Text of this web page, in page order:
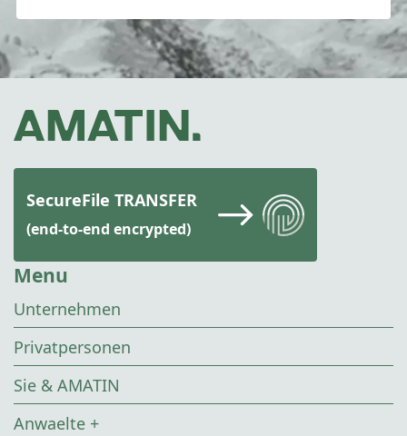
SecureFile TRANSFER
(end-to-end encrypted)
Menu
Unternehmen
Privatpersonen
Sie & AMATIN
Anwaelte +